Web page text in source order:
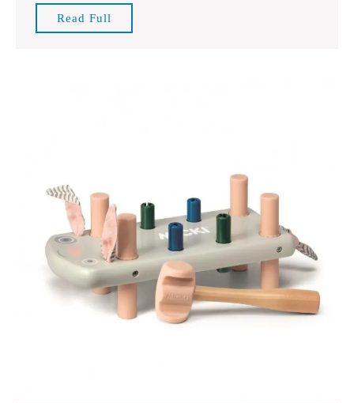
Read Full
Full